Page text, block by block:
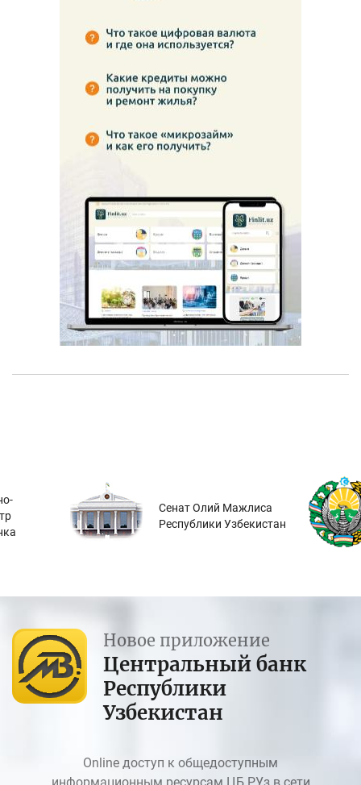
Сенат Олий Мажлиса
Республики Узбекистан
Новое приложение
Центральный банк
Республики
Узбекистан
Online доступ к общедоступным